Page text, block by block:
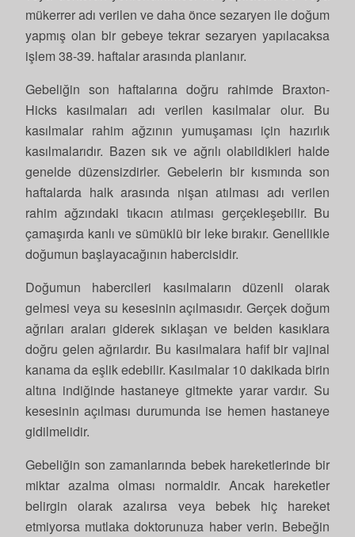
mükerrer adı verilen ve daha önce sezaryen ile doğum
yapmış olan bir gebeye tekrar sezaryen yapılacaksa
işlem 38-39. haftalar arasında planlanır.
Gebeliğin son haftalarına doğru rahimde Braxton-
Hicks kasılmaları adı verilen kasılmalar olur. Bu
kasılmalar rahim ağzının yumuşaması için hazırlık
kasılmalarıdır. Bazen sık ve ağrılı olabildikleri halde
genelde düzensizdirler. Gebelerin bir kısmında son
haftalarda halk arasında nişan atılması adı verilen
rahim ağzındaki tıkacın atılması gerçekleşebilir. Bu
çamaşırda kanlı ve sümüklü bir leke bırakır. Genellikle
doğumun başlayacağının habercisidir.
Doğumun habercileri kasılmaların düzenli olarak
gelmesi veya su kesesinin açılmasıdır. Gerçek doğum
ağrıları araları giderek sıklaşan ve belden kasıklara
doğru gelen ağrılardır. Bu kasılmalara hafif bir vajinal
kanama da eşlik edebilir. Kasılmalar 10 dakikada birin
altına indiğinde hastaneye gitmekte yarar vardır. Su
kesesinin açılması durumunda ise hemen hastaneye
gidilmelidir.
Gebeliğin son zamanlarında bebek hareketlerinde bir
miktar azalma olması normaldir. Ancak hareketler
belirgin olarak azalırsa veya bebek hiç hareket
etmiyorsa mutlaka doktorunuza haber verin. Bebeğin